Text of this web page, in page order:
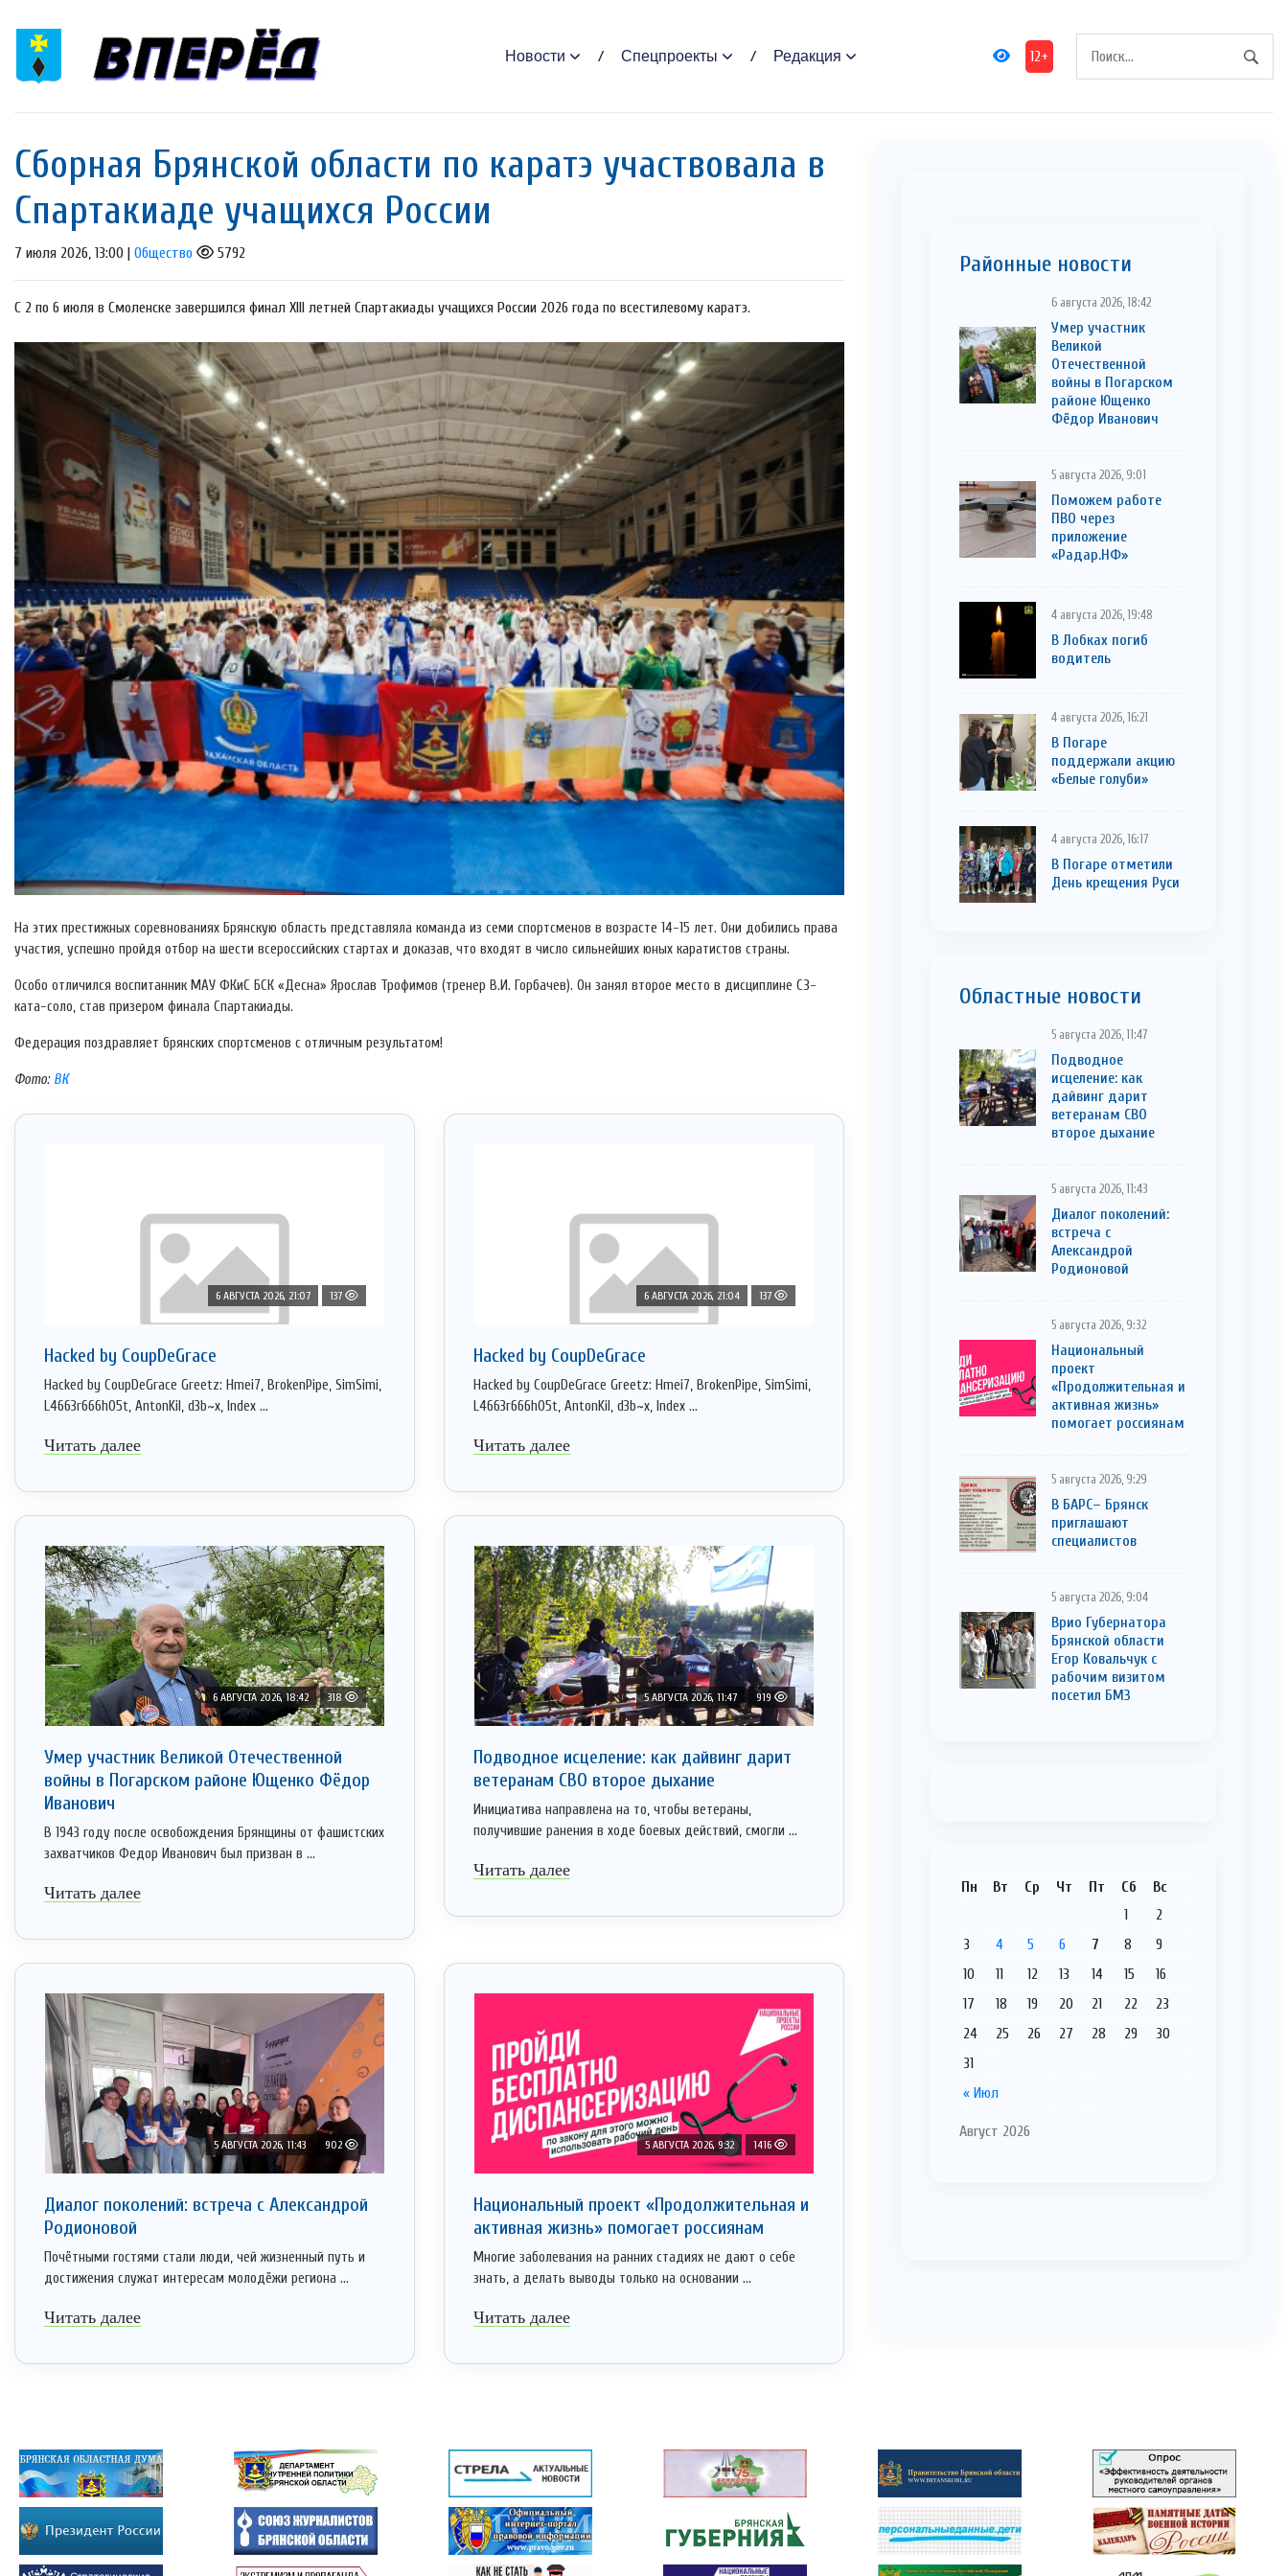
Новости Спецпроекты Редакция 12+
Сборная Брянской области по каратэ участвовала в
Спартакиаде учащихся России
7 июля 2026, 13:00 | Общество 5792
С 2 по 6 июля в Смоленске завершился финал XIII летней Спартакиады учащихся России 2026 года по всестилевому каратэ.
На этих престижных соревнованиях Брянскую область представляла команда из семи спортсменов в возрасте 14-15 лет. Они добились права
участия, успешно пройдя отбор на шести всероссийских стартах и доказав, что входят в число сильнейших юных каратистов страны.
Особо отличился воспитанник МАУ ФКиС БСК «Десна» Ярослав Трофимов (тренер В.И. Горбачев). Он занял второе место в дисциплине СЗ-
ката-соло, став призером финала Спартакиады.
Федерация поздравляет брянских спортсменов с отличным результатом!
Фото: ВК
6 АВГУСТА 2026, 21:07 137
Hacked by CoupDeGrace
Hacked by CoupDeGrace Greetz: Hmei7, BrokenPipe, SimSimi,
L4663r666h05t, AntonKil, d3b~x, Index ...
Читать далее
6 АВГУСТА 2026, 21:04 137
Hacked by CoupDeGrace
Hacked by CoupDeGrace Greetz: Hmei7, BrokenPipe, SimSimi,
L4663r666h05t, AntonKil, d3b~x, Index ...
Читать далее
6 АВГУСТА 2026, 18:42 318
Умер участник Великой Отечественной
войны в Погарском районе Ющенко Фёдор
Иванович
В 1943 году после освобождения Брянщины от фашистских
захватчиков Федор Иванович был призван в ...
Читать далее
5 АВГУСТА 2026, 11:47 919
Подводное исцеление: как дайвинг дарит
ветеранам СВО второе дыхание
Инициатива направлена на то, чтобы ветераны,
получившие ранения в ходе боевых действий, смогли ...
Читать далее
5 АВГУСТА 2026, 11:43 902
Диалог поколений: встреча с Александрой
Родионовой
Почётными гостями стали люди, чей жизненный путь и
достижения служат интересам молодёжи региона ...
Читать далее
5 АВГУСТА 2026, 9:32 1416
Национальный проект «Продолжительная и
активная жизнь» помогает россиянам
Многие заболевания на ранних стадиях не дают о себе
знать, а делать выводы только на основании ...
Читать далее
Районные новости
6 августа 2026, 18:42
Умер участник
Великой
Отечественной
войны в Погарском
районе Ющенко
Фёдор Иванович
5 августа 2026, 9:01
Поможем работе
ПВО через
приложение
«Радар.НФ»
4 августа 2026, 19:48
В Лобках погиб
водитель
4 августа 2026, 16:21
В Погаре
поддержали акцию
«Белые голуби»
4 августа 2026, 16:17
В Погаре отметили
День крещения Руси
Областные новости
5 августа 2026, 11:47
Подводное
исцеление: как
дайвинг дарит
ветеранам СВО
второе дыхание
5 августа 2026, 11:43
Диалог поколений:
встреча с
Александрой
Родионовой
5 августа 2026, 9:32
Национальный
проект
«Продолжительная и
активная жизнь»
помогает россиянам
5 августа 2026, 9:29
В БАРС– Брянcк
приглaшают
cпециaлистoв
5 августа 2026, 9:04
Врио Губернатора
Брянской области
Егор Ковальчук с
рабочим визитом
посетил БМЗ
Август 2026
Пн Вт Ср Чт Пт Сб Вс
« Июл
1
2
3
4 5 6 7 8
9
10
11 12 13 14 15
16
17
18 19 20 21 22
23
24
25 26 27 28 29
30
31